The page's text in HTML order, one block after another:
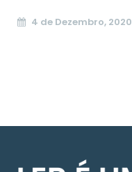
4 de Dezembro, 2020